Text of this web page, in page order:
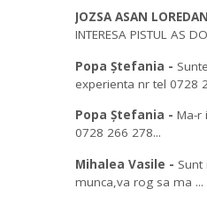
JOZSA ASAN
INTERESA PISTUL AS
Popa Ștefania -
experienta nr tel 0728
Popa Ștefania -Ma-r
0728 266 278...
Mihalea Vasile -
munca,va rog sa ma ...